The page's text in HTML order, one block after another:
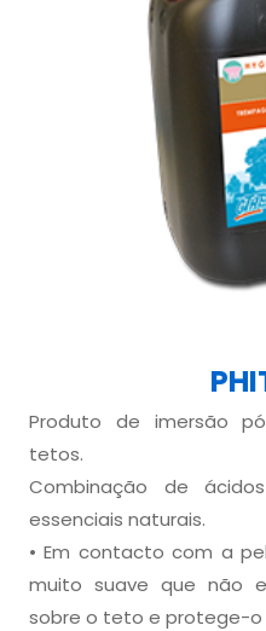
Produto de imersão
tetos.
Combinação de
essenciais naturais.
• Em contacto com a
muito suave que não
sobre o teto e protege-o